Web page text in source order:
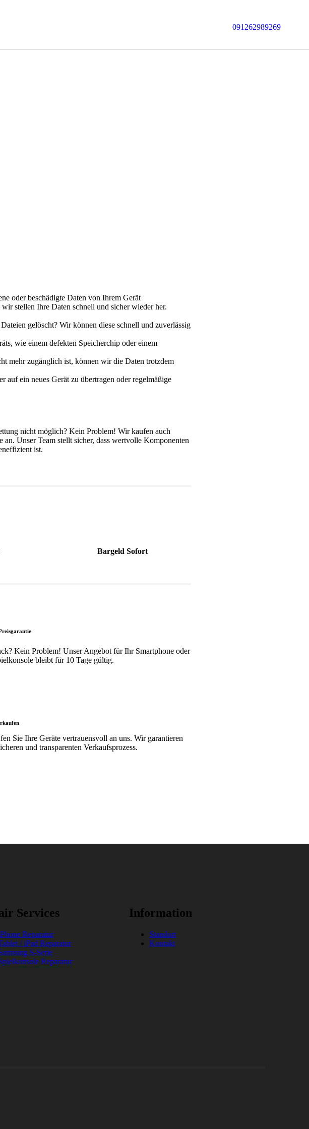
091262989269
oder beschädigte Daten von Ihrem Gerät
stellen Ihre Daten schnell und sicher wieder her.
gelöscht? Wir können diese schnell und zuverlässig
wie einem defekten Speicherchip oder einem
mehr zugänglich ist, können wir die Daten trotzdem
auf ein neues Gerät zu übertragen oder regelmäßige
nicht möglich? Kein Problem! Wir kaufen auch
an. Unser Team stellt sicher, dass wertvolle Komponenten
ist.
Bargeld Sofort
Kein Problem! Unser Angebot für Ihr Smartphone oder
bleibt für 10 Tage gültig.
Sie Ihre Geräte vertrauensvoll an uns. Wir garantieren
und transparenten Verkaufsprozess.
Services
Reparatur
/ iPad Reparatur
S-Serie
Reparatur
Information
Standort
Kontakt